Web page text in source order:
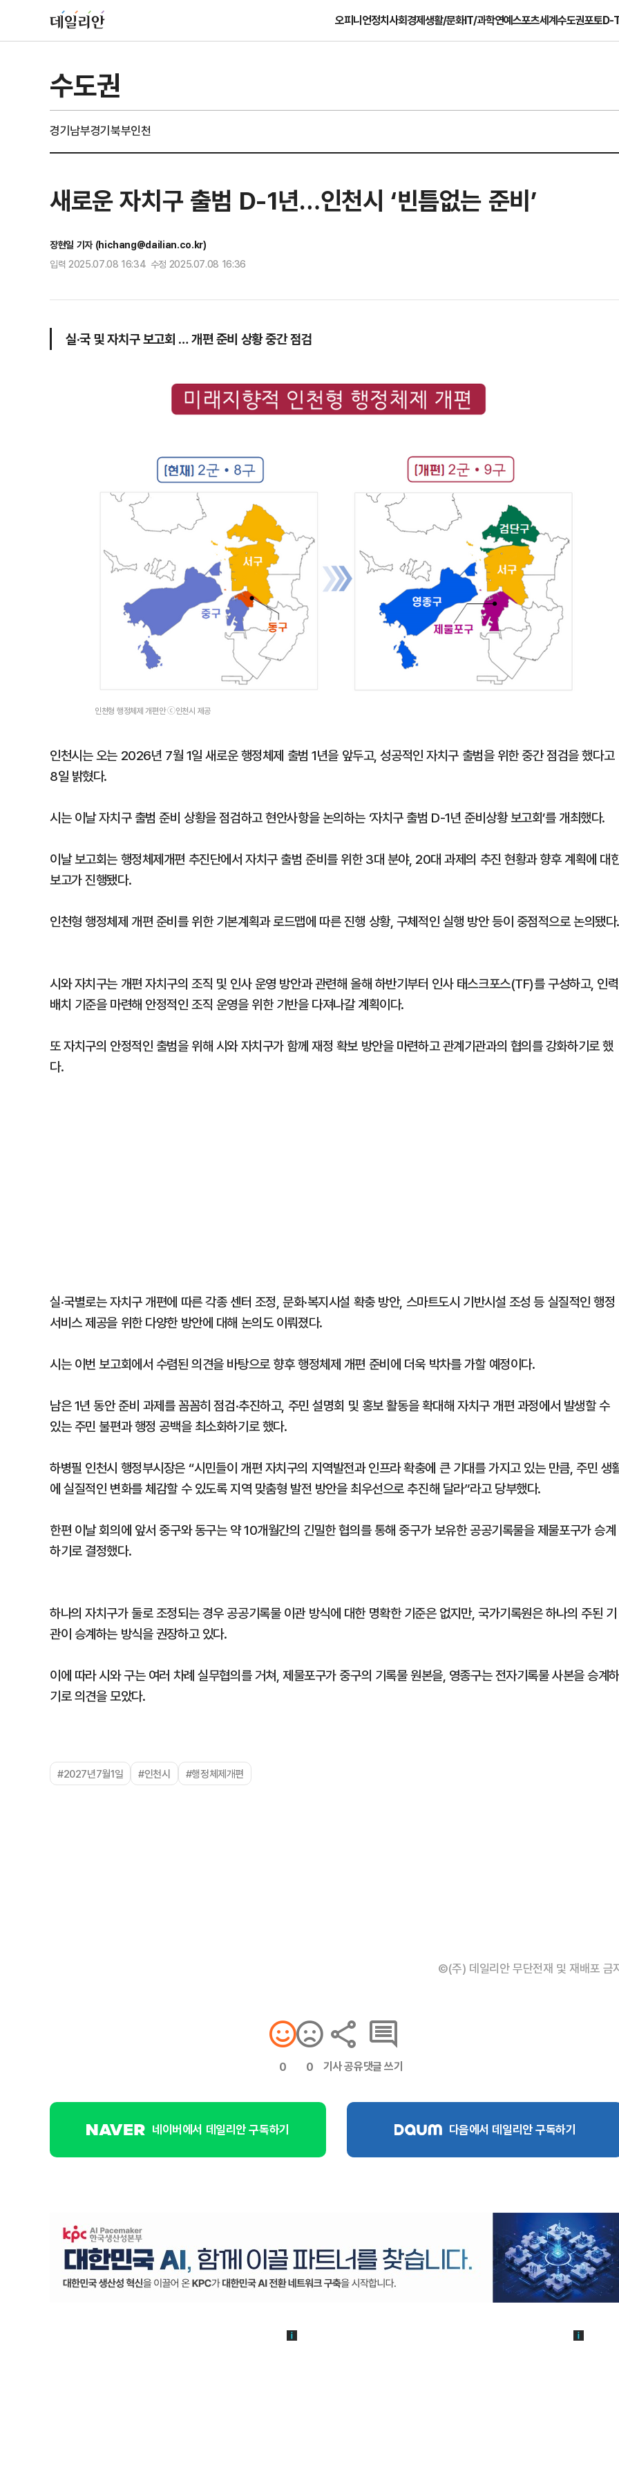
오피니언정치사회경제생활/문화IT/과학연예스포츠세계수도권포토D-
수도권
경기남부경기북부인천
새로운 자치구 출범 D-1년…인천시 ‘빈틈없는 준비’
장현일 기자 (hichang@dailian.co.kr)
입력 2025.07.08 16:34 수정 2025.07.08 16:36
실·국 및 자치구 보고회 … 개편 준비 상황 중간 점검
인천형 행정체제 개편안 ⓒ인천시 제공
인천시는 오는 2026년 7월 1일 새로운 행정체제 출범 1년을 앞두고, 성공적인 자치구 출범을 위한 중간 점검을 했다고
8일 밝혔다.
시는 이날 자치구 출범 준비 상황을 점검하고 현안사항을 논의하는 ‘자치구 출범 D-1년 준비상황 보고회’를 개최했다.
이날 보고회는 행정체제개편 추진단에서 자치구 출범 준비를 위한 3대 분야, 20대 과제의 추진 현황과 향후 계획에 대
보고가 진행됐다.
인천형 행정체제 개편 준비를 위한 기본계획과 로드맵에 따른 진행 상황, 구체적인 실행 방안 등이 중점적으로 논의됐
시와 자치구는 개편 자치구의 조직 및 인사 운영 방안과 관련해 올해 하반기부터 인사 태스크포스(TF)를 구성하고, 인력
배치 기준을 마련해 안정적인 조직 운영을 위한 기반을 다져나갈 계획이다.
또 자치구의 안정적인 출범을 위해 시와 자치구가 함께 재정 확보 방안을 마련하고 관계기관과의 협의를 강화하기로 했
다.
실·국별로는 자치구 개편에 따른 각종 센터 조정, 문화·복지시설 확충 방안, 스마트도시 기반시설 조성 등 실질적인 행정
서비스 제공을 위한 다양한 방안에 대해 논의도 이뤄졌다.
시는 이번 보고회에서 수렴된 의견을 바탕으로 향후 행정체제 개편 준비에 더욱 박차를 가할 예정이다.
남은 1년 동안 준비 과제를 꼼꼼히 점검·추진하고, 주민 설명회 및 홍보 활동을 확대해 자치구 개편 과정에서 발생할 수
있는 주민 불편과 행정 공백을 최소화하기로 했다.
하병필 인천시 행정부시장은 “시민들이 개편 자치구의 지역발전과 인프라 확충에 큰 기대를 가지고 있는 만큼, 주민 생
에 실질적인 변화를 체감할 수 있도록 지역 맞춤형 발전 방안을 최우선으로 추진해 달라”라고 당부했다.
한편 이날 회의에 앞서 중구와 동구는 약 10개월간의 긴밀한 협의를 통해 중구가 보유한 공공기록물을 제물포구가 승계
하기로 결정했다.
하나의 자치구가 둘로 조정되는 경우 공공기록물 이관 방식에 대한 명확한 기준은 없지만, 국가기록원은 하나의 주된 기
관이 승계하는 방식을 권장하고 있다.
이에 따라 시와 구는 여러 차례 실무협의를 거쳐, 제물포구가 중구의 기록물 원본을, 영종구는 전자기록물 사본을 승계
기로 의견을 모았다.
#2027년7월1일 #인천시 #행정체제개편
©(주) 데일리안 무단전재 및 재배포 금
0 0 기사 공유댓글 쓰기
네이버에서 데일리안 구독하기 다음에서 데일리안 구독하기
1
2
퇴직은 50세, 연금은 65세
명품·여행 대신 노후준비
부동산·주식 민심 어찌할고…
에 민주당도 '당혹'
4
삼전닉스 레버리지 열기 식었
금 1조원 밑으로
5
[전문] 안철수 "고려장 정권…
2만도 못한 세제 개편안" [정